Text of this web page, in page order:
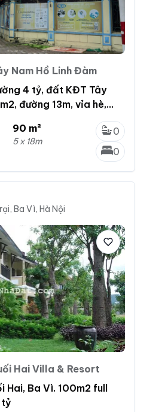
Nam Hồ Linh Đàm
4 tỷ, đất KĐT Tây
đường 13m, vỉa hè,
90 m²
5 x 18m
0
0
Ba Vì, Hà Nội
Hai Villa & Resort
Hai, Ba Vì. 100m2 full
tỷ